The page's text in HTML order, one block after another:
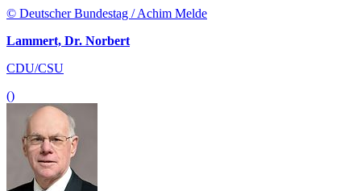
© Deutscher Bundestag / Achim Melde
Lammert, Dr. Norbert
CDU/CSU
()